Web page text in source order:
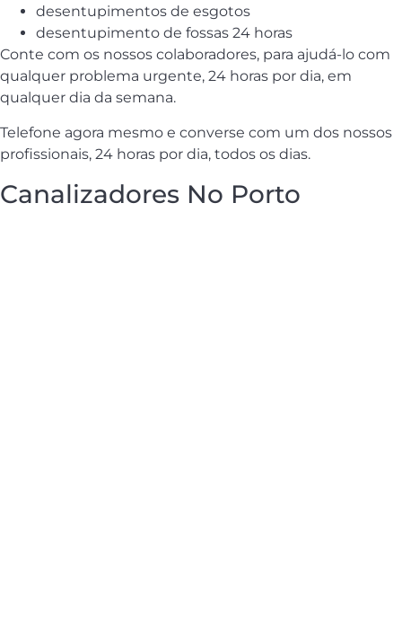
desentupimentos de esgotos
desentupimento de fossas 24 horas
Conte com os nossos colaboradores, para ajudá-lo com
qualquer problema urgente, 24 horas por dia, em
qualquer dia da semana.
Telefone agora mesmo e converse com um dos nossos
profissionais, 24 horas por dia, todos os dias.
Canalizadores No Porto